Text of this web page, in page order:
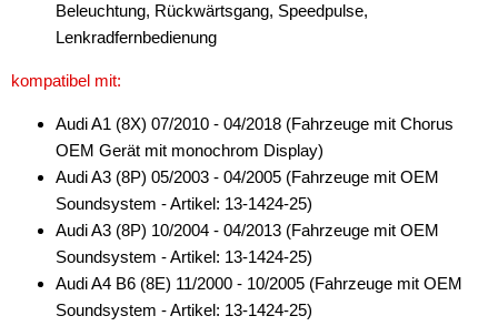
Beleuchtung, Rückwärtsgang, Speedpulse,
Lenkradfernbedienung
kompatibel mit:
Audi A1 (8X) 07/2010 - 04/2018 (Fahrzeuge mit Chorus
OEM Gerät mit monochrom Display)
Audi A3 (8P) 05/2003 - 04/2005 (Fahrzeuge mit OEM
Soundsystem - Artikel: 13-1424-25)
Audi A3 (8P) 10/2004 - 04/2013 (Fahrzeuge mit OEM
Soundsystem - Artikel: 13-1424-25)
Audi A4 B6 (8E) 11/2000 - 10/2005 (Fahrzeuge mit OEM
Soundsystem - Artikel: 13-1424-25)